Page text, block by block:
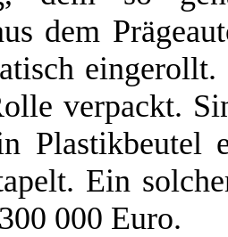
dem
verpackt.
Plastikbeutel
Ein
000 Euro.